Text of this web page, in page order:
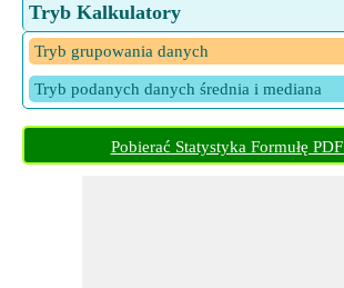
Tryb Kalkulatory
Tryb grupowania danych
Tryb podanych danych średnia i mediana
Pobierać Statystyka Formułę PDF